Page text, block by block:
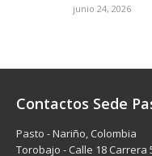
junio 24, 2026
Contactos Sede
Pasto - Nariño, Colombia
Torobajo - Calle 18 Carrera